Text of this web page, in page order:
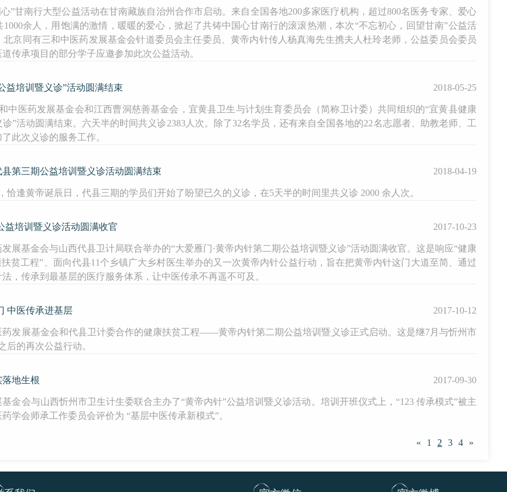
心”甘南行大型公益活动在甘南藏族自治州合作市启动。来自全国各地200多家医疗机构，超过800名医务专家、爱心
1000余人，用饱满的激情，暖暖的爱心，掀起了共铸中国心甘南行的滚滚热潮，本次“不忘初心，回望甘南”公益活
京同有三和中医药发展基金会针道委员会主任委员、黄帝内针传人杨真海先生携夫人杜玲老师，公益委员会委员
传承项目的部分学子应邀参加此次公益活动。
益培训暨义诊”活动圆满结束 2018-05-25
中医药发展基金会和江西曹洞慈善基金会，宜黄县卫生与计划生育委员会（简称卫计委）共同组织的“宜黄县健康
”活动圆满结束。六天半的时间共义诊2383人次。除了32名学员，还有来自全国各地的22名志愿者、助教老师、工
此次义诊的服务工作。
第三期公益培训暨义诊活动圆满结束 2018-04-19
恰逢黄帝诞辰日，代县三期的学员们开始了盼望已久的义诊，在5天半的时间里共义诊 2000 余人次。
益培训暨义诊活动圆满收官 2017-10-23
展基金会与山西代县卫计局联合举办的“大爱雁门·黄帝内针第二期公益培训暨义诊”活动圆满收官。这是响应“健康
贫工程”、面向代县11个乡镇广大乡村医生举办的又一次黄帝内针公益行动，旨在把黄帝内针这门大道至简、通过
，传承到最基层的医疗服务体系，让中医传承不再遥不可及。
中医传承进基层 2017-10-12
药发展基金会和代县卫计委合作的健康扶贫工程——黄帝内针第二期公益培训暨义诊正式启动。这是继7月与忻州市
后的再次公益行动。
落地生根 2017-09-30
金会与山西忻州市卫生计生委联合主办了“黄帝内针”公益培训暨义诊活动。培训开班仪式上，“123 传承模式”被主
学会师承工作委员会评价为 “基层中医传承新模式”。
« 1 2 3 4 »